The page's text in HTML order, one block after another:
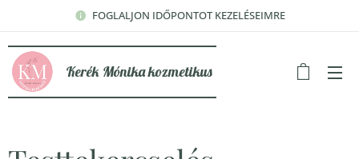
FOGLALJON IDŐPONTOT KEZELÉSEIMRE
Kerék Mónika kozmetikus